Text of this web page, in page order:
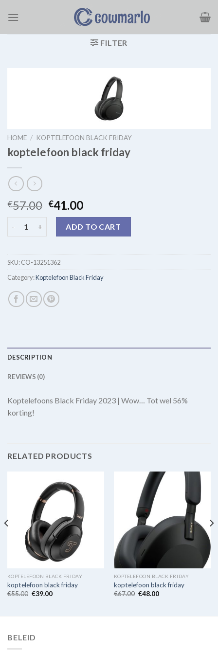
naar
FILTER
HOME / KOPTELEFOON BLACK FRIDAY
koptelefoon black friday
€57.00 €41.00
ADD TO CART
SKU:CO-13251362
Category:Koptelefoon Black Friday
DESCRIPTION
REVIEWS (0)
Koptelefoons Black Friday 2023 | Wow… Tot wel 56%
korting!
RELATED PRODUCTS
KOPTELEFOON BLACK FRIDAY
koptelefoon black friday
€55.00 €39.00
KOPTELEFOON BLACK FRIDAY
koptelefoon black friday
€67.00 €48.00
BELEID